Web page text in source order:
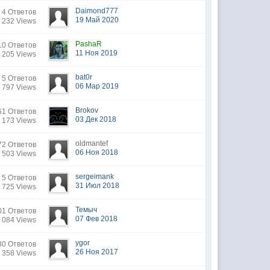
4 Ответов
232 Views
Daimond777
19 Май 2020
Ответов
205 Views
PashaR
11 Ноя 2019
5 Ответов
797 Views
bat0r
06 Мар 2019
Ответов
173 Views
Brokov
03 Дек 2018
Ответов
503 Views
oldmantef
06 Ноя 2018
5 Ответов
725 Views
sergeimank
31 Июл 2018
Ответов
084 Views
Темыч
07 Фев 2018
Ответов
358 Views
ygor
26 Ноя 2017